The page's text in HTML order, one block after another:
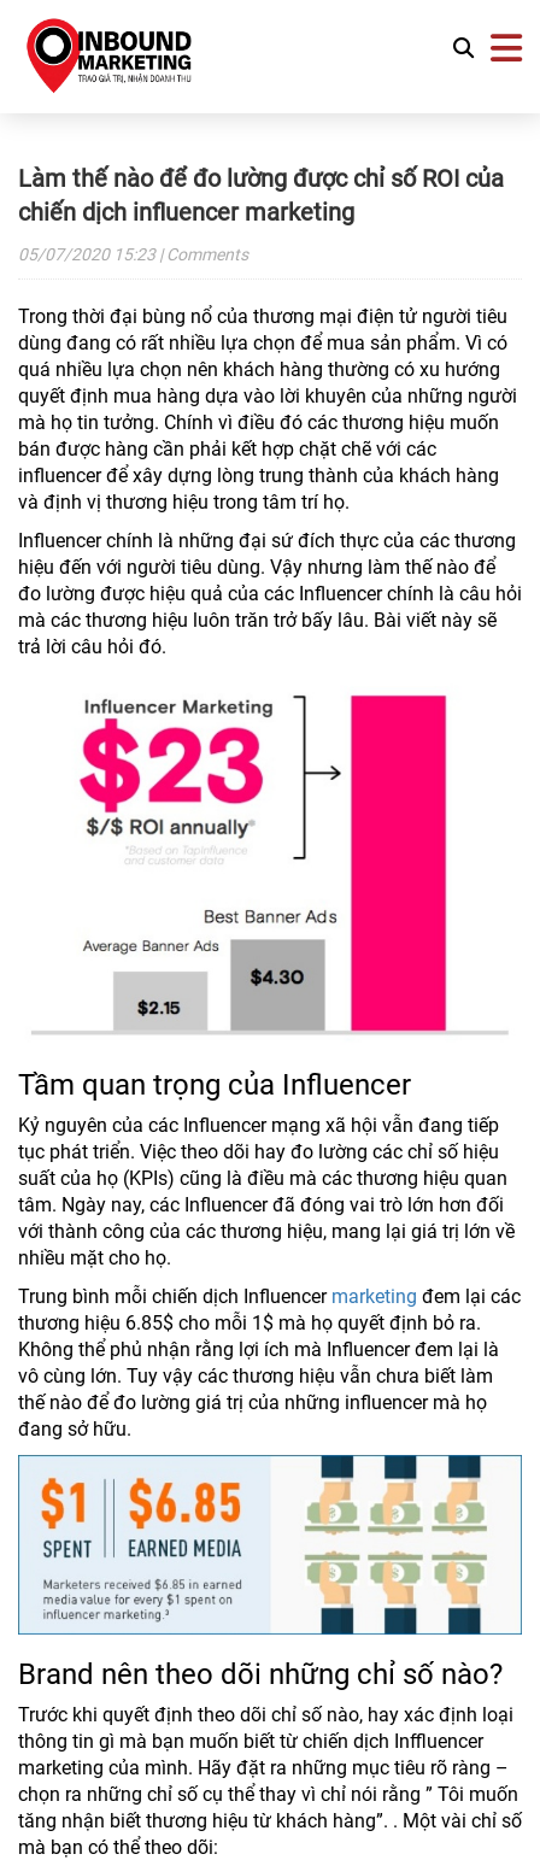
Làm thế nào để đo lường được chỉ số ROI của
chiến dịch influencer marketing
05/07/202015:23| Comments
Trong thời đại bùng nổ của thương mại điện tử người tiêu
dùng đang có rất nhiều lựa chọn để mua sản phẩm. Vì có
quá nhiều lựa chọn nên khách hàng thường có xu hướng
quyết định mua hàng dựa vào lời khuyên của những người
mà họ tin tưởng. Chính vì điều đó các thương hiệu muốn
bán được hàng cần phải kết hợp chặt chẽ với các
influencer để xây dựng lòng trung thành của khách hàng
và định vị thương hiệu trong tâm trí họ.
Influencer chính là những đại sứ đích thực của các thương
hiệu đến với người tiêu dùng. Vậy nhưng làm thế nào để
đo lường được hiệu quả của các Influencer chính là câu hỏi
mà các thương hiệu luôn trăn trở bấy lâu. Bài viết này sẽ
trả lời câu hỏi đó.
Tầm quan trọng của Influencer
Kỷ nguyên của các Influencer mạng xã hội vẫn đang tiếp
tục phát triển. Việc theo dõi hay đo lường các chỉ số hiệu
suất của họ (KPIs) cũng là điều mà các thương hiệu quan
tâm. Ngày nay, các Influencer đã đóng vai trò lớn hơn đối
với thành công của các thương hiệu, mang lại giá trị lớn về
nhiều mặt cho họ.
Trung bình mỗi chiến dịch Influencer marketing đem lại các
thương hiệu 6.85$ cho mỗi 1$ mà họ quyết định bỏ ra.
Không thể phủ nhận rằng lợi ích mà Influencer đem lại là
vô cùng lớn. Tuy vậy các thương hiệu vẫn chưa biết làm
thế nào để đo lường giá trị của những influencer mà họ
đang sở hữu.
Brand nên theo dõi những chỉ số nào?
Trước khi quyết định theo dõi chỉ số nào, hay xác định loại
thông tin gì mà bạn muốn biết từ chiến dịch Inffluencer
marketing của mình. Hãy đặt ra những mục tiêu rõ ràng –
chọn ra những chỉ số cụ thể thay vì chỉ nói rằng ” Tôi muốn
tăng nhận biết thương hiệu từ khách hàng”. . Một vài chỉ số
mà bạn có thể theo dõi: